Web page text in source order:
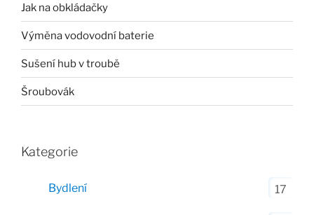
Jak na obkládačky
Výměna vodovodní baterie
Sušení hub v troubě
Šroubovák
Kategorie
Bydlení 17